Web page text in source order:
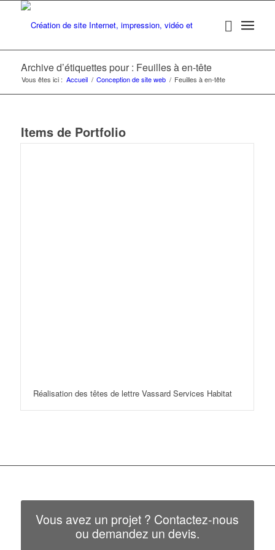
Archive d’étiquettes pour : Feuilles à en-tête
Vous êtes ici : Accueil / Conception de site web / Feuilles à en-tête
Items de Portfolio
Réalisation des têtes de lettre Vassard Services Habitat
Vous avez un projet ? Contactez-nous
ou demandez un devis.